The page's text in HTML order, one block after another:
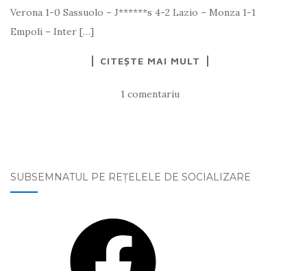
Verona 1-0 Sassuolo – J******s 4-2 Lazio – Monza 1-1
Empoli – Inter […]
CITEȘTE MAI MULT
1 comentariu
SUBSEMNATUL PE REŢELELE DE SOCIALIZARE